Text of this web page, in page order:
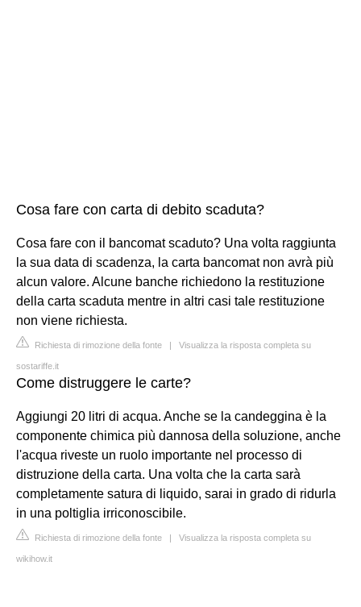
Cosa fare con carta di debito scaduta?
Cosa fare con il bancomat scaduto? Una volta raggiunta
la sua data di scadenza, la carta bancomat non avrà più
alcun valore. Alcune banche richiedono la restituzione
della carta scaduta mentre in altri casi tale restituzione
non viene richiesta.
Richiesta di rimozione della fonte | Visualizza la risposta completa su
sostariffe.it
Come distruggere le carte?
Aggiungi 20 litri di acqua. Anche se la candeggina è la
componente chimica più dannosa della soluzione, anche
l'acqua riveste un ruolo importante nel processo di
distruzione della carta. Una volta che la carta sarà
completamente satura di liquido, sarai in grado di ridurla
in una poltiglia irriconoscibile.
Richiesta di rimozione della fonte | Visualizza la risposta completa su
wikihow.it